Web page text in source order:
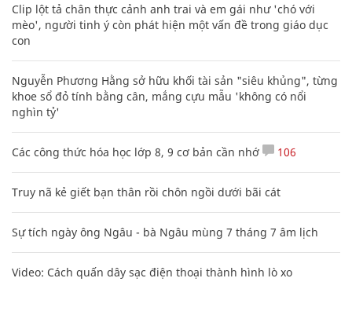
Clip lột tả chân thực cảnh anh trai và em gái như 'chó với
mèo', người tinh ý còn phát hiện một vấn đề trong giáo dục
con
Nguyễn Phương Hằng sở hữu khối tài sản "siêu khủng", từng
khoe sổ đỏ tính bằng cân, mắng cựu mẫu 'không có nổi
nghìn tỷ'
Các công thức hóa học lớp 8, 9 cơ bản cần nhớ 106
Truy nã kẻ giết bạn thân rồi chôn ngồi dưới bãi cát
Sự tích ngày ông Ngâu - bà Ngâu mùng 7 tháng 7 âm lịch
Video: Cách quấn dây sạc điện thoại thành hình lò xo